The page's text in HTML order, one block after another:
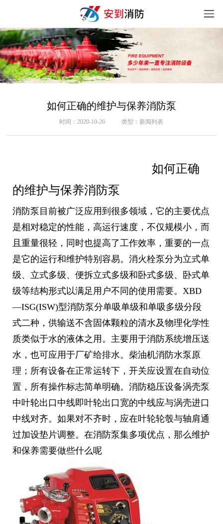
如何正确的维护与保养消防泵
时间：2020-10-26 类型：新闻列表
如何正确
的维护与保养消防泵
消防泵目前被广泛应用到很多领域，它的主要优点
是相对稳定的性能，高运行速度，不仅规模小，而
且重量很轻，同时也提高了工作效率，重要的一点
是它的运行和维护特别容易。消火栓泵分为立式单
级、立式多级、便拆立式多级和卧式多级、卧式单
级等结构形式以满足用户不同的使用需要。XBD
—ISG(ISW)型消防泵分单吸单级和单吸多级分段
式二种，供输送不含固体颗粒的清水及物理化学性
质类似于水的液体之用。主要用于消防系统增压送
水，也可应用于厂矿给排水。柴油机消防水泵原
理；所有设备在正常运转下，开关应设置在自动位
置，所有操作标志简单明确。消防稳压设备涡壳泵
中叶轮出口中线即叶轮出口宽的中线应与涡壳进口
中线对齐。如果对不齐时，应在叶轮轮彀与轴肩通
过加设垫片调整。在消防泵集多项优点，那么维护
和保养需要做些什么呢